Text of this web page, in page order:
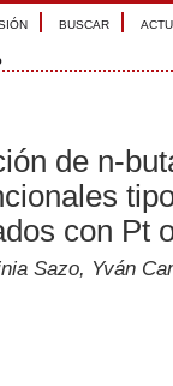
BUSCAR
de n-
con Pt
Sazo, Yván